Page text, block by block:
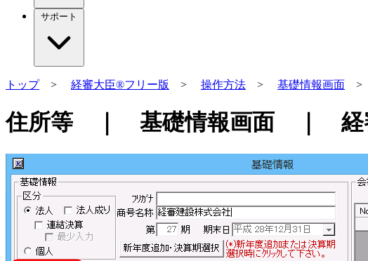
サポート
トップ> 経審大臣®フリー版 > 操作方法 > 基礎情報画面 >
住所等 ｜ 基礎情報画面 ｜ 経